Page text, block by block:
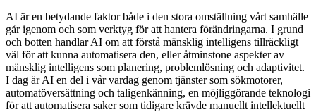
AI är en betydande faktor både i den stora omställning vårt samhälle
går igenom och som verktyg för att hantera förändringarna. I grund
och botten handlar AI om att förstå mänsklig intelligens tillräckligt
väl för att kunna automatisera den, eller åtminstone aspekter av
mänsklig intelligens som planering, problemlösning och adaptivitet.
I dag är AI en del i vår vardag genom tjänster som sökmotorer,
automatöversättning och taligenkänning, en möjliggörande teknologi
för att automatisera saker som tidigare krävde manuellt intellektuellt